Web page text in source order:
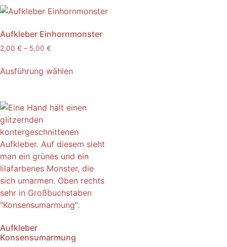
Aufkleber Einhornmonster
2,00 € – 5,00 €
Ausführung wählen
Aufkleber
Konsensumarmung